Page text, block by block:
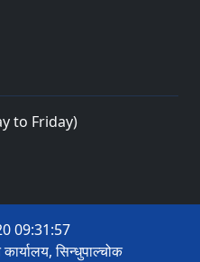
to Friday)
09:31:57
सिन्धुपाल्चोक